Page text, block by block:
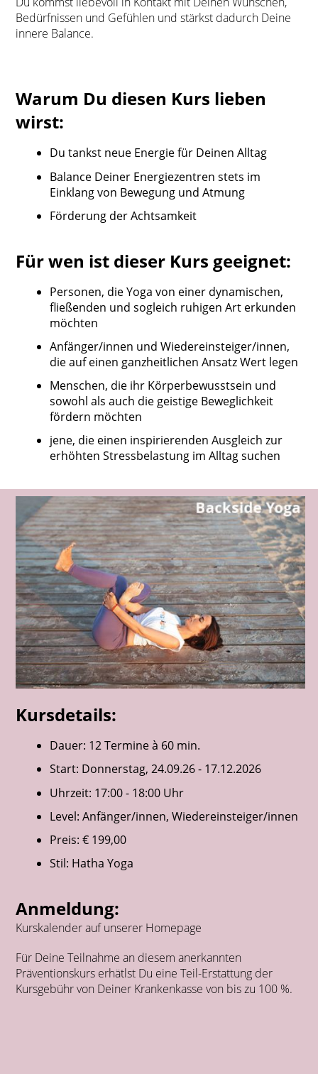
Bedürfnissen und Gefühlen und stärkst dadurch Deine
innere Balance.
Warum Du diesen Kurs lieben
wirst:
Du tankst neue Energie für Deinen Alltag
Balance Deiner Energiezentren stets im
Einklang von Bewegung und Atmung
Förderung der Achtsamkeit
Für wen ist dieser Kurs geeignet:
Personen, die Yoga von einer dynamischen,
fließenden und sogleich ruhigen Art erkunden
möchten
Anfänger/innen und Wiedereinsteiger/innen,
die auf einen ganzheitlichen Ansatz Wert legen
Menschen, die ihr Körperbewusstsein und
sowohl als auch die geistige Beweglichkeit
fördern möchten
jene, die einen inspirierenden Ausgleich zur
erhöhten Stressbelastung im Alltag suchen
Kursdetails:
Dauer: 12 Termine à 60 min.
Start: Donnerstag, 24.09.26 - 17.12.2026
Uhrzeit: 17:00 - 18:00 Uhr
Level: Anfänger/innen, Wiedereinsteiger/innen
Preis: € 199,00
Stil: Hatha Yoga
Anmeldung:
Kurskalender auf unserer Homepage
Für Deine Teilnahme an diesem anerkannten
Präventionskurs erhätlst Du eine Teil-Erstattung der
Kursgebühr von Deiner Krankenkasse von bis zu 100 %.